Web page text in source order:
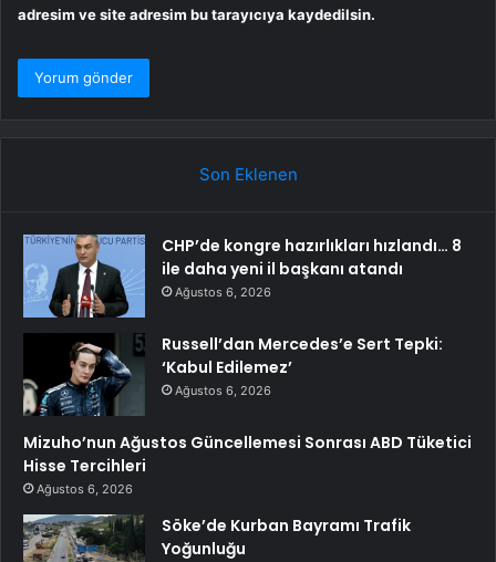
adresim ve site adresim bu tarayıcıya kaydedilsin.
Son Eklenen
CHP’de kongre hazırlıkları hızlandı… 8
ile daha yeni il başkanı atandı
Ağustos 6, 2026
Russell’dan Mercedes’e Sert Tepki:
‘Kabul Edilemez’
Ağustos 6, 2026
Mizuho’nun Ağustos Güncellemesi Sonrası ABD Tüketici
Hisse Tercihleri
Ağustos 6, 2026
Söke’de Kurban Bayramı Trafik
Yoğunluğu